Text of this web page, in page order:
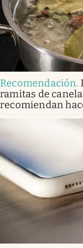
Recomendación.
ramitas de
recomiendan